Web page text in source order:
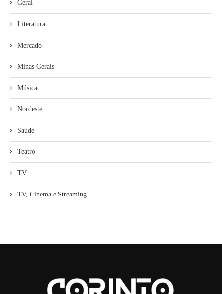
Geral
Literatura
Mercado
Minas Gerais
Música
Nordeste
Saúde
Teatro
TV
TV, Cinema e Streaming